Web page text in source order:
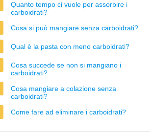
Quanto tempo ci vuole per assorbire i
carboidrati?
Cosa si può mangiare senza carboidrati?
Qual è la pasta con meno carboidrati?
Cosa succede se non si mangiano i
carboidrati?
Cosa mangiare a colazione senza
carboidrati?
Come fare ad eliminare i carboidrati?